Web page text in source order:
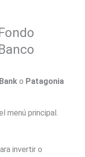
o Patagonia
menú principal.
invertir o